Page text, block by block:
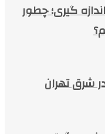
گیری؛ چطور
شرق تهران